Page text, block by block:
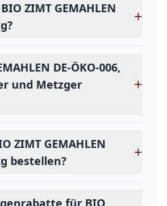
ZIMT GEMAHLEN
+
DE-ÖKO-006,
und Metzger
+
ZIMT GEMAHLEN
bestellen?
+
für BIO